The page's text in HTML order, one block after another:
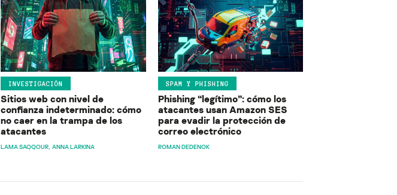
INVESTIGACIÓN
Sitios web con nivel de
confianza indeterminado: cómo
no caer en la trampa de los
atacantes
LAMA SAQQOUR ANNA LARKINA
SPAM Y PHISHING
Phishing “legítimo”: cómo los
atacantes usan Amazon SES
para evadir la protección de
correo electrónico
ROMAN DEDENOK